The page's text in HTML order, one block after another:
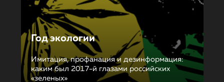
Год экологии
Имитация, профанация и дезинформация:
каким был 2017-й глазами российских
«зеленых»